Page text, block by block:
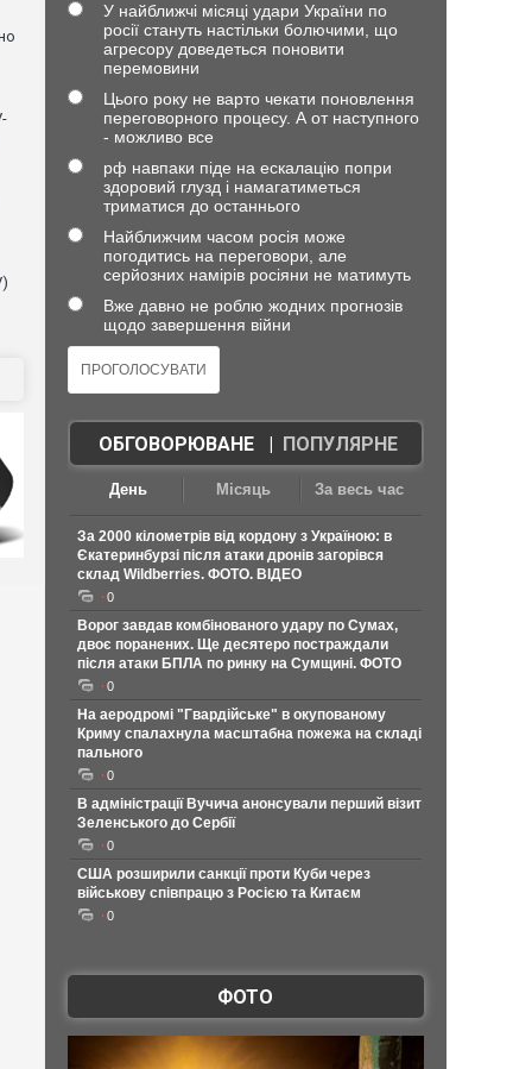
У найближчі місяці удари України по
росії стануть настільки болючими, що
агресору доведеться поновити
перемовини
Цього року не варто чекати поновлення
переговорного процесу. А от наступного
- можливо все
рф навпаки піде на ескалацію попри
здоровий глузд і намагатиметься
триматися до останнього
Найближчим часом росія може
погодитись на переговори, але
серйозних намірів росіяни не матимуть
Вже давно не роблю жодних прогнозів
щодо завершення війни
ОБГОВОРЮВАНЕ| ПОПУЛЯРНЕ
День Місяць За весь час
За 2000 кілометрів від кордону з Україною: в
Єкатеринбурзі після атаки дронів загорівся
склад Wildberries. ФОТО. ВІДЕО
0
Ворог завдав комбінованого удару по Сумах,
двоє поранених. Ще десятеро постраждали
після атаки БПЛА по ринку на Сумщині. ФОТО
0
На аеродромі "Гвардійське" в окупованому
Криму спалахнула масштабна пожежа на складі
пального
0
В адміністрації Вучича анонсували перший візит
Зеленського до Сербії
0
США розширили санкції проти Куби через
військову співпрацю з Росією та Китаєм
0
ФОТО